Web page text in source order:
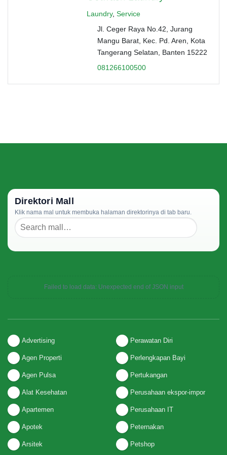
Laundry, Service
Jl. Ceger Raya No.42, Jurang
Mangu Barat, Kec. Pd. Aren, Kota
Tangerang Selatan, Banten 15222
081266100500
Direktori Mall
Klik nama mal untuk membuka halaman direktorinya di tab baru.
Failed to load data: Unexpected end of JSON input
Advertising
Agen Properti
Agen Pulsa
Alat Kesehatan
Apartemen
Apotek
Arsitek
Perawatan Diri
Perlengkapan Bayi
Pertukangan
Perusahaan ekspor-impor
Perusahaan IT
Peternakan
Petshop